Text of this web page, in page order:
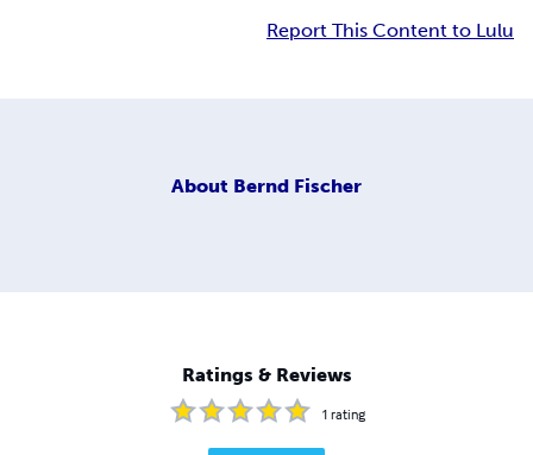
Report This Content to Lulu
About Bernd Fischer
Ratings & Reviews
1 rating